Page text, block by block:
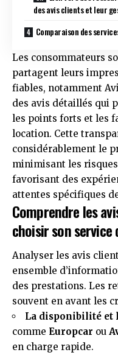
des avis clients et leur
Comparaison des
Les consommateurs
partagent leurs
fiables, notamment
des avis détaillés qui
les points forts et les
location. Cette
considérablement le
minimisant les
favorisant des
attentes spécifiques
Comprendre les
choisir son
Analyser les avis
ensemble
des prestations. Les
souvent en avant les
La disponibilité et
comme Europcar ou
en charge rapide.